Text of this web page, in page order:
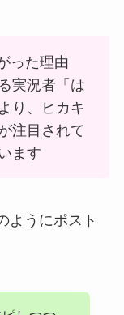
った理由
実況者「は
り、ヒカキ
注目されて
ます
ようにポスト